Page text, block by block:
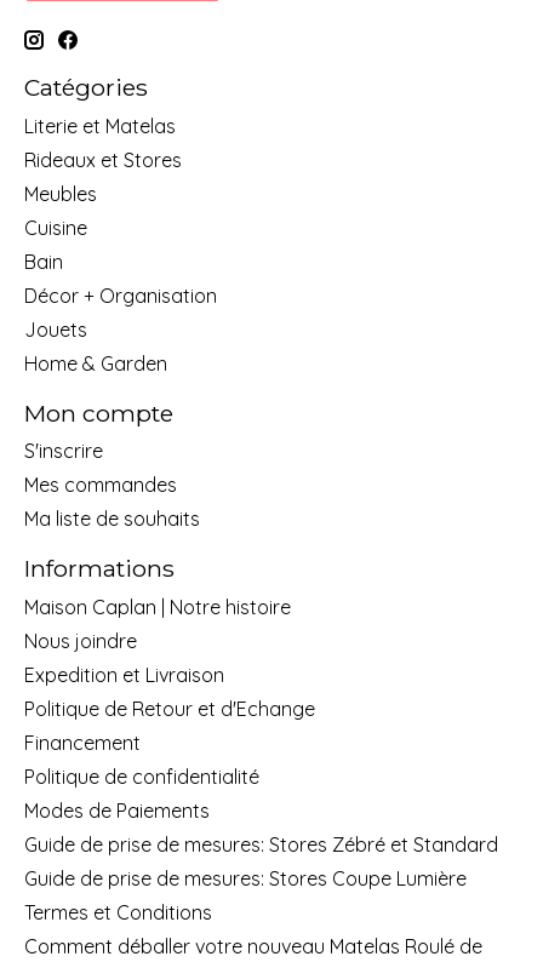
Catégories
Literie et Matelas
Rideaux et Stores
Meubles
Cuisine
Bain
Décor + Organisation
Jouets
Home & Garden
Mon compte
S'inscrire
Mes commandes
Ma liste de souhaits
Informations
Maison Caplan | Notre histoire
Nous joindre
Expedition et Livraison
Politique de Retour et d'Echange
Financement
Politique de confidentialité
Modes de Paiements
Guide de prise de mesures: Stores Zébré et Standard
Guide de prise de mesures: Stores Coupe Lumière
Termes et Conditions
Comment déballer votre nouveau Matelas Roulé de